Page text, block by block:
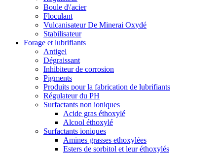
Boule d\'acier
Floculant
Vulcanisateur De Minerai Oxydé
Stabilisateur
Forage et lubrifiants
Antigel
Dégraissant
Inhibiteur de corrosion
Pigments
Produits pour la fabrication de lubrifiants
Régulateur du PH
Surfactants non ioniques
Acide gras éthoxylé
Alcool éthoxylé
Surfactants ioniques
Amines grasses ethoxylées
Esters de sorbitol et leur éthoxylés